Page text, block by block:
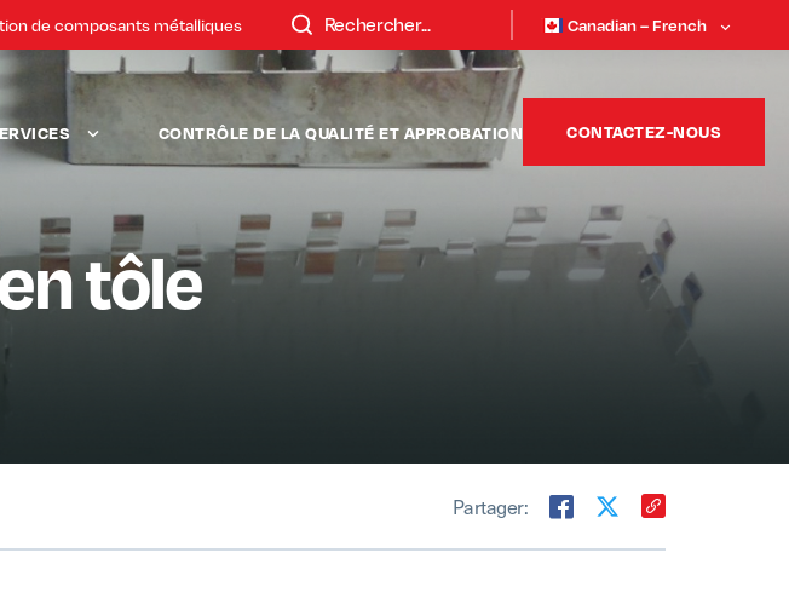
de composants métalliques Canadian – French
CONTRÔLE DE LA QUALITÉ ET APPROBATION CONTACTEZ-NOUS
tôle
Partager: